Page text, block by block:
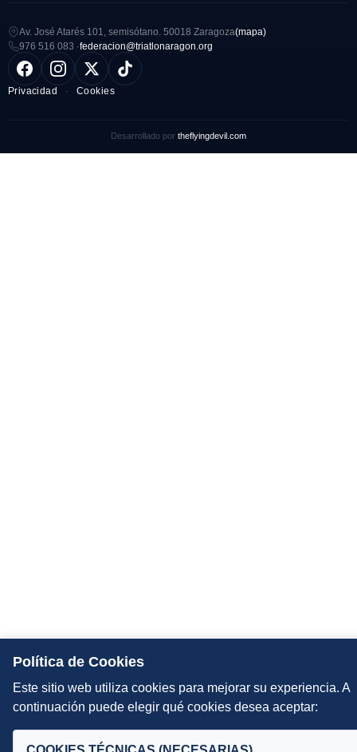
Av. José Atarés 101, semisótano. 50018 Zaragoza(mapa)
976 516 083 ·federacion@triatlonaragon.org
Privacidad · Cookies
Desarrollado por theflyingdevil.com
Política de Cookies
Este sitio web utiliza cookies para mejorar su experiencia. A
continuación puede elegir qué cookies desea aceptar: